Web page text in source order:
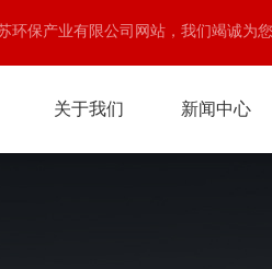
环保产业有限公司网站，我们竭诚为
关于我们 新闻中心